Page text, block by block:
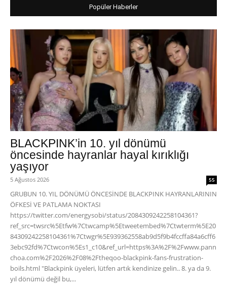
Popüler Haberler
BLACKPINK’in 10. yıl dönümü
öncesinde hayranlar hayal kırıklığı
yaşıyor
5 Ağustos 2026 55
GRUBUN 10. YIL DÖNÜMÜ ÖNCESİNDE BLACKPINK HAYRANLARININ
ÖFKESİ VE PATLAMA NOKTASI
https://twitter.com/energysobi/status/2084309242258104361?
ref_src=twsrc%5Etfw%7Ctwcamp%5Etweetembed%7Ctwterm%5E20
84309242258104361%7Ctwgr%5E939362558ab9d5f9b4fccffa84a6cff6
3ebc92fd%7Ctwcon%5Es1_c10&ref_url=https%3A%2F%2Fwww.pann
choa.com%2F2026%2F08%2Ftheqoo-blackpink-fans-frustration-
boils.html "Blackpink üyeleri, lütfen artık kendinize gelin.. 8. ya da 9.
yıl dönümü değil bu,...